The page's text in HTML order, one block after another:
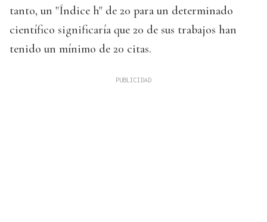
tanto, un "Índice h" de 20 para un determinado
científico significaría que 20 de sus trabajos han
tenido un mínimo de 20 citas.